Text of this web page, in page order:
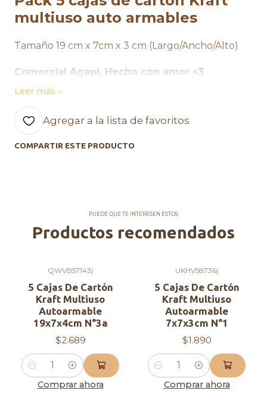
multiuso auto armables
Tamaño 19 cm x 7cm x 3 cm (Largo/Ancho/Alto)
Comercial Agapi, Hecho con amor <3
Leer más
Agregar a la lista de favoritos
COMPARTIR ESTE PRODUCTO
PUEDE QUE TE INTERESEN ESTOS
Productos recomendados
QWVB57143|
5 Cajas De Cartón
Kraft Multiuso
Autoarmable
19x7x4cm N°3a
$2.689
Cantidad
Comprar ahora
UKHV58736|
5 Cajas De Cartón
Kraft Multiuso
Autoarmable
7x7x3cm N°1
$1.890
Cantidad
Comprar ahora